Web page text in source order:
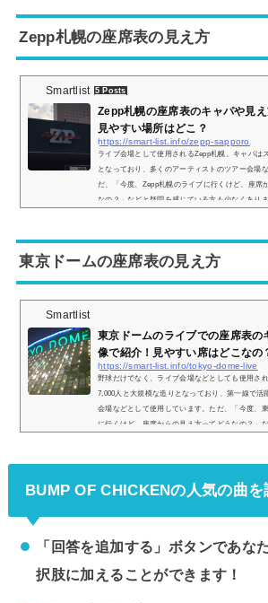
の通りで...
Zepp札幌の座席表の見え方
Smartlist 5 Posts
Zepp札幌の座席表のキャパや見え
見やすい場所はどこ？
https://smart-list.info/zepp-sapporo
ライブ会場として使用されるZepp札幌。キャパは
となっており、多くのアーティストのツアー会場
だ、「今度、Zepp札幌のライブに行くけど、座席
なの？」などと疑問を感じている方も少なくあり
座席表の画像は以下の通りです。【スタンディン
の画...
東京ドームの座席表の見え方
Smartlist
東京ドームのライブでの座席表の
像で紹介！見やすい席はどこなの
https://smart-list.info/tokyo-dome-live
野球だけでなく、ライブ会場などとしても使用さ
7,000人と大規模な造りとなっており、第一線で活
会場などとして使用しています。ただ、「今度、
に行くけど、座席からの見え方ってどうなの？」
表の...
BUMP OF CHICKENの人気の曲を
「回答を追加する」ボタンであな
択肢に加えることができます！